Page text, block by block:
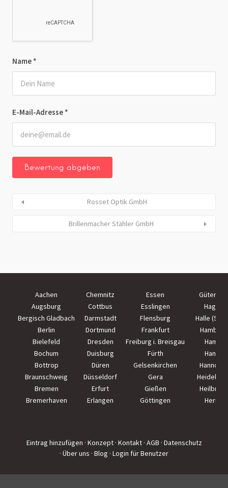
Name *
E-Mail-Adresse *
Rosset Optik GmbH
Brillenmacher Stähler GmbH
Aachen Chemnitz Essen
Augsburg
Cottbus Esslingen
Hagen
Bergisch Gladbach
Darmstadt Flensburg
Halle
Berlin
Dortmund Frankfurt
Hamburg
Bielefeld
Dresden Freiburg i. Breisgau
Hamm
Bochum
Duisburg Fürth
Hanau
Bottrop
Düren Gelsenkirchen
Hannover
Braunschweig
Düsseldorf Gera
Bremen
Erfurt Gießen
Heilbronn
Bremerhaven
Erlangen Göttingen Herne
Eintrag hinzufügen · Konzept · Kontakt · AGB · Datenschutz
· Über uns · Blog · Login für Benutzer